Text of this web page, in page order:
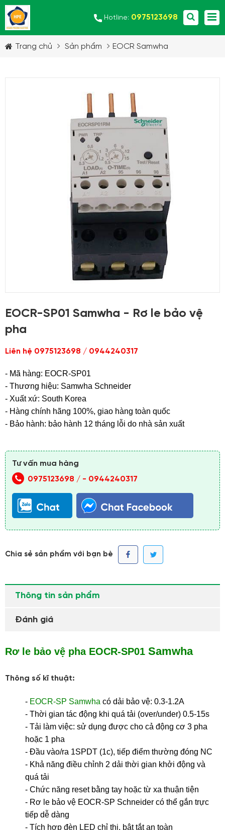
Hotline: 0975123698
Trang chủ Sản phẩm EOCR Samwha
EOCR-SP01 Samwha - Rơ le bảo vệ
pha
Liên hệ 0975123698 / 0944240317
- Mã hàng: EOCR-SP01
- Thương hiệu: Samwha Schneider
- Xuất xứ: South Korea
- Hàng chính hãng 100%, giao hàng toàn quốc
- Bảo hành: bảo hành 12 tháng lỗi do nhà sản xuất
Tư vấn mua hàng
0975123698 / - 0944240317
Chia sẻ sản phẩm với bạn bè
Thông tin sản phẩm
Đánh giá
Rơ le bảo vệ pha EOCR-SP01 Samwha
Thông số kĩ thuật:
- EOCR-SP Samwha có dải bảo vệ: 0.3-1.2A
- Thời gian tác động khi quá tải (over/under) 0.5-15s
- Tải làm việc: sử dụng được cho cả động cơ 3 pha
hoặc 1 pha
- Đầu vào/ra 1SPDT (1c), tiếp điểm thường đóng NC
- Khả năng điều chỉnh 2 dải thời gian khởi động và
quá tải
- Chức năng reset bằng tay hoặc từ xa thuận tiện
- Rơ le bảo vệ EOCR-SP Schneider có thể gắn trực
tiếp dễ dàng
- Tích hợp đèn LED chỉ thị, bật tắt an toàn